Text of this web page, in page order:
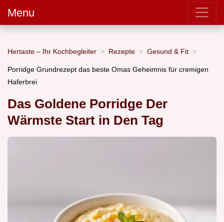
Menu
Hertaste – Ihr Kochbegleiter Rezepte Gesund & Fit
Porridge Grundrezept das beste Omas Geheimnis für cremigen
Haferbrei
Das Goldene Porridge Der
Wärmste Start in Den Tag